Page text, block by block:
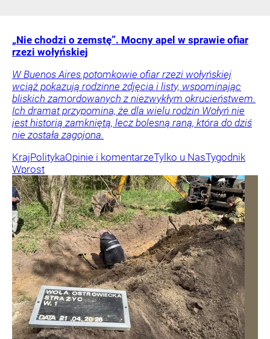
„Nie chodzi o zemstę”. Mocny apel w sprawie ofiar
rzezi wołyńskiej
W Buenos Aires potomkowie ofiar rzezi wołyńskiej
wciąż pokazują rodzinne zdjęcia i listy, wspominając
bliskich zamordowanych z niezwykłym okrucieństwem.
Ich dramat przypomina, że dla wielu rodzin Wołyń nie
jest historią zamkniętą, lecz bolesną raną, która do dziś
nie została zagojona.
KrajPolitykaOpinie i komentarzeTylko u NasTygodnik
Wprost